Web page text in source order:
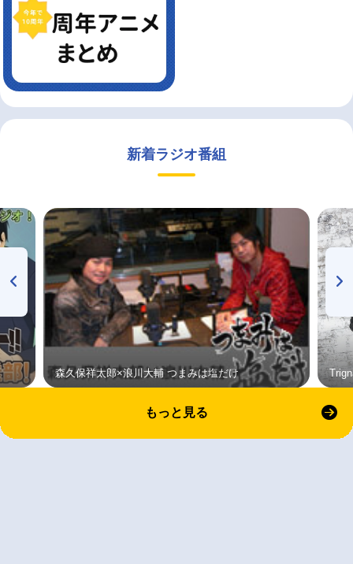
新着ラジオ番組
森久保祥太郎×浪川大輔 つまみは塩だけ
もっと見る